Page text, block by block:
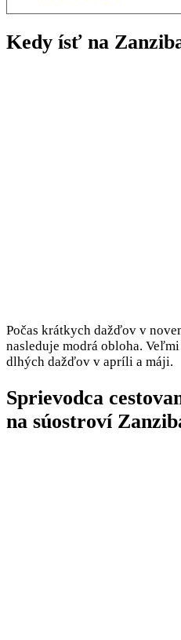
Kedy ísť na
Počas krátkych dažďov v
nasleduje modrá obloha.
dlhých dažďov v apríli a máji.
Sprievodca
na súostroví